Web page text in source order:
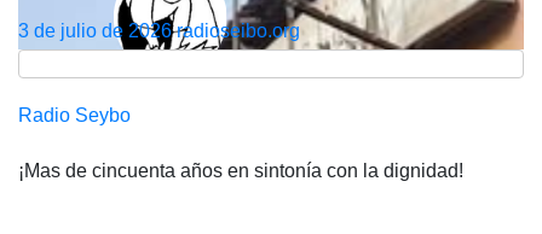
3 de julio de 2026radioseibo.org
Radio Seybo
¡Mas de cincuenta años en sintonía con la dignidad!